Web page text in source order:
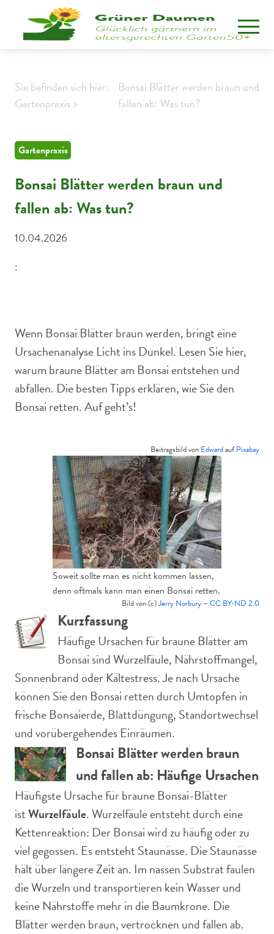
Sie befinden sich hier:
Gartenpraxis >
Bonsai Blätter werden braun und
fallen ab: Was tun?
Gartenpraxis
Bonsai Blätter werden braun und
fallen ab: Was tun?
10.04.2026
:
Wenn Bonsai Blätter braun werden, bringt eine
Ursachenanalyse Licht ins Dunkel. Lesen Sie hier,
warum braune Blätter am Bonsai entstehen und
abfallen. Die besten Tipps erklären, wie Sie den
Bonsai retten. Auf geht’s!
Beitragsbild von EdwardaufPixabay
Soweit sollte man es nicht kommen lassen,
denn oftmals kann man einen Bonsai retten.
Bild von (c)Jerry Norbury – CC BY-ND 2.0
Kurzfassung
Häufige Ursachen für braune Blätter am
Bonsai sind Wurzelfäule, Nährstoffmangel,
Sonnenbrand oder Kältestress. Je nach Ursache
können Sie den Bonsai retten durch Umtopfen in
frische Bonsaierde, Blattdüngung, Standortwechsel
und vorübergehendes Einräumen.
Bonsai Blätter werden braun
und fallen ab: Häufige Ursachen
Häufigste Ursache für braune Bonsai-Blätter
istWurzelfäule. Wurzelfäule entsteht durch eine
Kettenreaktion: Der Bonsai wird zu häufig oder zu
viel gegossen. Es entsteht Staunässe. Die Staunässe
hält über längere Zeit an. Im nassen Substrat faulen
die Wurzeln und transportieren kein Wasser und
keine Nährstoffe mehr in die Baumkrone. Die
Blätter werden braun, vertrocknen und fallen ab.